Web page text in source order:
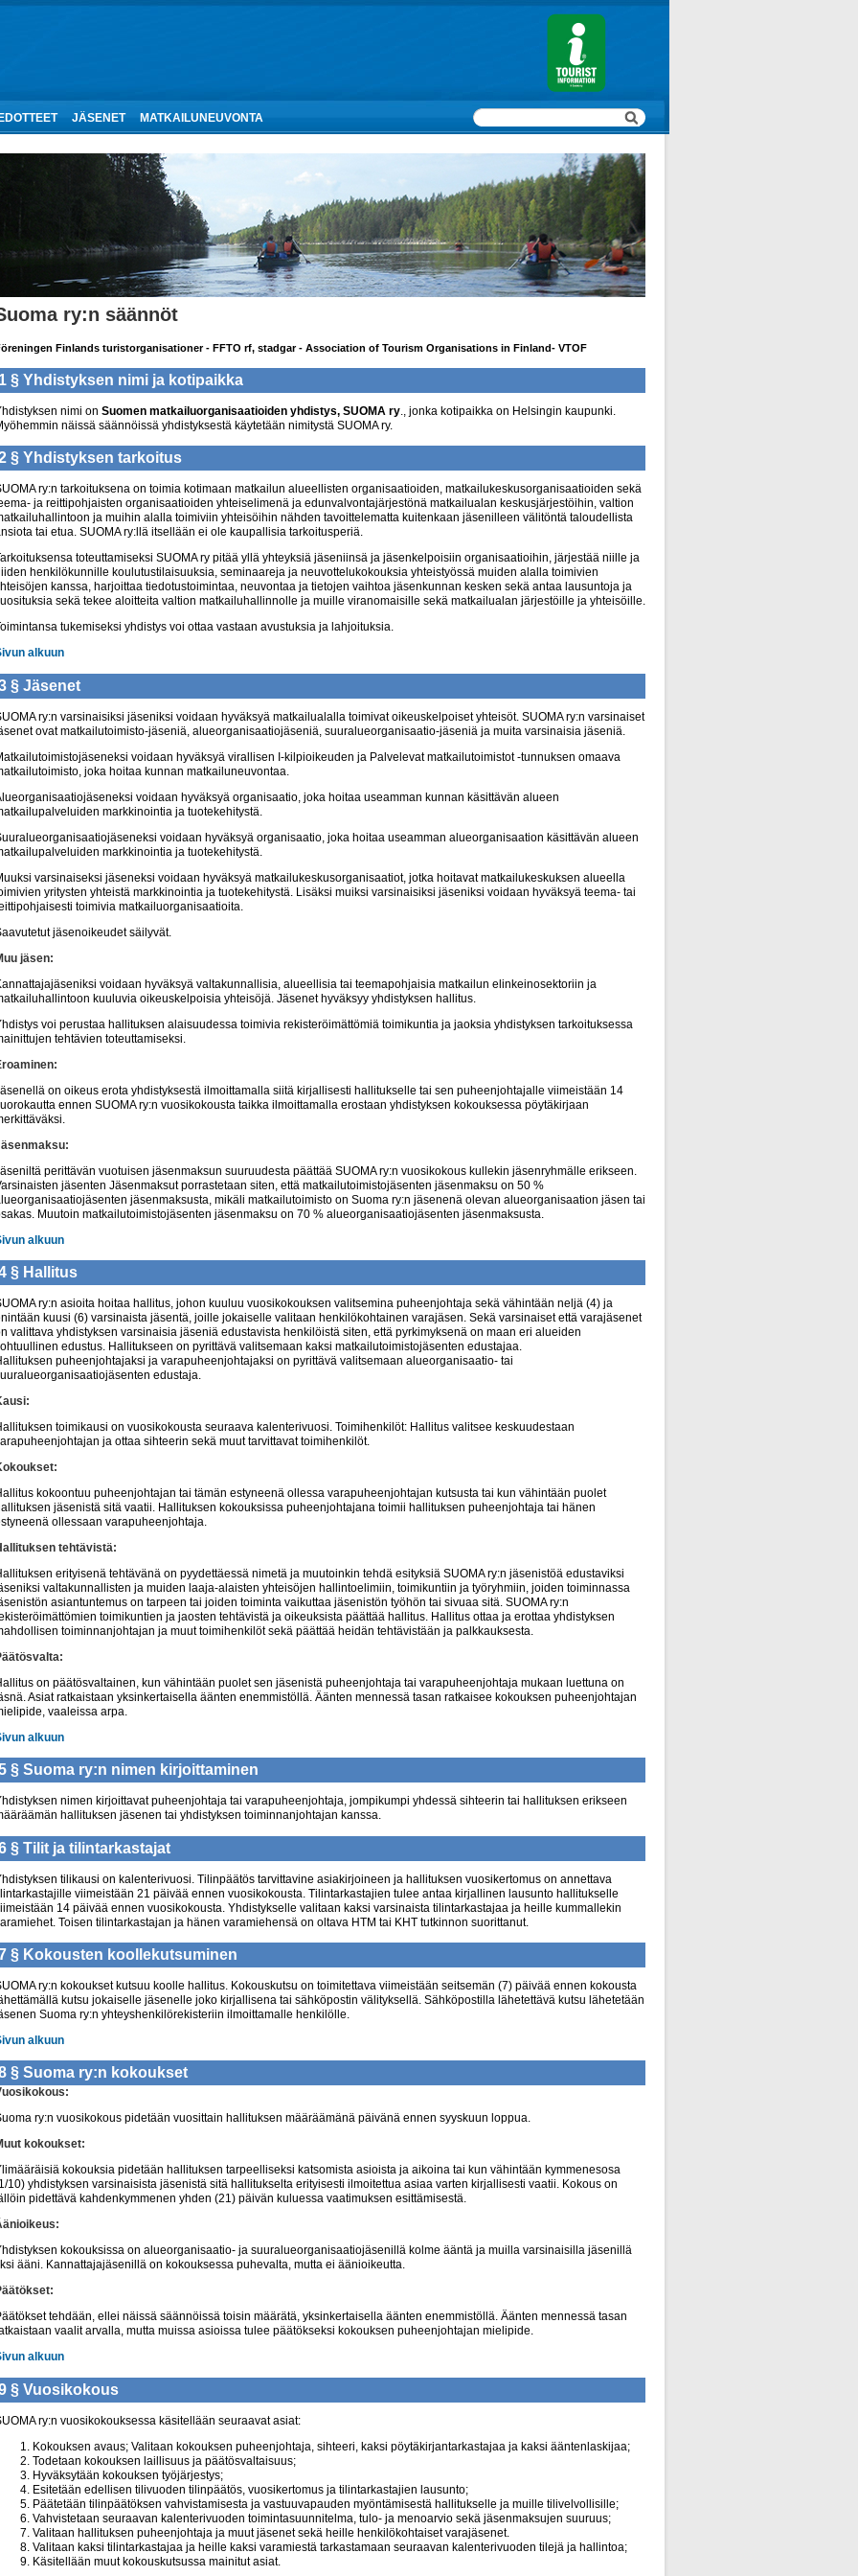
JÄSENET MATKAILUNEUVONTA
ry:n säännöt
Finlands turistorganisationer - FFTO rf, stadgar - Association of Tourism Organisations in Finland- VTOF
1 § Yhdistyksen nimi ja kotipaikka
nimi on Suomen matkailuorganisaatioiden yhdistys, SUOMA ry., jonka kotipaikka on Helsingin kaupunki.
näissä säännöissä yhdistyksestä käytetään nimitystä SUOMA ry.
§ Yhdistyksen tarkoitus
ry:n tarkoituksena on toimia kotimaan matkailun alueellisten organisaatioiden, matkailukeskusorganisaatioiden sekä
ja reittipohjaisten organisaatioiden yhteiselimenä ja edunvalvontajärjestönä matkailualan keskusjärjestöihin, valtion
ja muihin alalla toimiviin yhteisöihin nähden tavoittelematta kuitenkaan jäsenilleen välitöntä taloudellista
tai etua. SUOMA ry:llä itsellään ei ole kaupallisia tarkoitusperiä.
toteuttamiseksi SUOMA ry pitää yllä yhteyksiä jäseniinsä ja jäsenkelpoisiin organisaatioihin, järjestää niille ja
henkilökunnille koulutustilaisuuksia, seminaareja ja neuvottelukokouksia yhteistyössä muiden alalla toimivien
kanssa, harjoittaa tiedotustoimintaa, neuvontaa ja tietojen vaihtoa jäsenkunnan kesken sekä antaa lausuntoja ja
sekä tekee aloitteita valtion matkailuhallinnolle ja muille viranomaisille sekä matkailualan järjestöille ja yhteisöille.
tukemiseksi yhdistys voi ottaa vastaan avustuksia ja lahjoituksia.
alkuun
§ Jäsenet
ry:n varsinaisiksi jäseniksi voidaan hyväksyä matkailualalla toimivat oikeuskelpoiset yhteisöt. SUOMA ry:n varsinaiset
ovat matkailutoimisto-jäseniä, alueorganisaatiojäseniä, suuralueorganisaatio-jäseniä ja muita varsinaisia jäseniä.
voidaan hyväksyä virallisen I-kilpioikeuden ja Palvelevat matkailutoimistot -tunnuksen omaava
joka hoitaa kunnan matkailuneuvontaa.
voidaan hyväksyä organisaatio, joka hoitaa useamman kunnan käsittävän alueen
markkinointia ja tuotekehitystä.
voidaan hyväksyä organisaatio, joka hoitaa useamman alueorganisaation käsittävän alueen
markkinointia ja tuotekehitystä.
varsinaiseksi jäseneksi voidaan hyväksyä matkailukeskusorganisaatiot, jotka hoitavat matkailukeskuksen alueella
yritysten yhteistä markkinointia ja tuotekehitystä. Lisäksi muiksi varsinaisiksi jäseniksi voidaan hyväksyä teema- tai
toimivia matkailuorganisaatioita.
jäsenoikeudet säilyvät.
jäsen:
voidaan hyväksyä valtakunnallisia, alueellisia tai teemapohjaisia matkailun elinkeinosektoriin ja
kuuluvia oikeuskelpoisia yhteisöjä. Jäsenet hyväksyy yhdistyksen hallitus.
voi perustaa hallituksen alaisuudessa toimivia rekisteröimättömiä toimikuntia ja jaoksia yhdistyksen tarkoituksessa
tehtävien toteuttamiseksi.
on oikeus erota yhdistyksestä ilmoittamalla siitä kirjallisesti hallitukselle tai sen puheenjohtajalle viimeistään 14
ennen SUOMA ry:n vuosikokousta taikka ilmoittamalla erostaan yhdistyksen kokouksessa pöytäkirjaan
perittävän vuotuisen jäsenmaksun suuruudesta päättää SUOMA ry:n vuosikokous kullekin jäsenryhmälle erikseen.
jäsenten Jäsenmaksut porrastetaan siten, että matkailutoimistojäsenten jäsenmaksu on 50 %
jäsenmaksusta, mikäli matkailutoimisto on Suoma ry:n jäsenenä olevan alueorganisaation jäsen tai
Muutoin matkailutoimistojäsenten jäsenmaksu on 70 % alueorganisaatiojäsenten jäsenmaksusta.
alkuun
§ Hallitus
ry:n asioita hoitaa hallitus, johon kuuluu vuosikokouksen valitsemina puheenjohtaja sekä vähintään neljä (4) ja
kuusi (6) varsinaista jäsentä, joille jokaiselle valitaan henkilökohtainen varajäsen. Sekä varsinaiset että varajäsenet
valittava yhdistyksen varsinaisia jäseniä edustavista henkilöistä siten, että pyrkimyksenä on maan eri alueiden
edustus. Hallitukseen on pyrittävä valitsemaan kaksi matkailutoimistojäsenten edustajaa.
puheenjohtajaksi ja varapuheenjohtajaksi on pyrittävä valitsemaan alueorganisaatio- tai
edustaja.
toimikausi on vuosikokousta seuraava kalenterivuosi. Toimihenkilöt: Hallitus valitsee keskuudestaan
ja ottaa sihteerin sekä muut tarvittavat toimihenkilöt.
kokoontuu puheenjohtajan tai tämän estyneenä ollessa varapuheenjohtajan kutsusta tai kun vähintään puolet
jäsenistä sitä vaatii. Hallituksen kokouksissa puheenjohtajana toimii hallituksen puheenjohtaja tai hänen
ollessaan varapuheenjohtaja.
tehtävistä:
erityisenä tehtävänä on pyydettäessä nimetä ja muutoinkin tehdä esityksiä SUOMA ry:n jäsenistöä edustaviksi
valtakunnallisten ja muiden laaja-alaisten yhteisöjen hallintoelimiin, toimikuntiin ja työryhmiin, joiden toiminnassa
asiantuntemus on tarpeen tai joiden toiminta vaikuttaa jäsenistön työhön tai sivuaa sitä. SUOMA ry:n
toimikuntien ja jaosten tehtävistä ja oikeuksista päättää hallitus. Hallitus ottaa ja erottaa yhdistyksen
toiminnanjohtajan ja muut toimihenkilöt sekä päättää heidän tehtävistään ja palkkauksesta.
on päätösvaltainen, kun vähintään puolet sen jäsenistä puheenjohtaja tai varapuheenjohtaja mukaan luettuna on
Asiat ratkaistaan yksinkertaisella äänten enemmistöllä. Äänten mennessä tasan ratkaisee kokouksen puheenjohtajan
vaaleissa arpa.
alkuun
§ Suoma ry:n nimen kirjoittaminen
nimen kirjoittavat puheenjohtaja tai varapuheenjohtaja, jompikumpi yhdessä sihteerin tai hallituksen erikseen
hallituksen jäsenen tai yhdistyksen toiminnanjohtajan kanssa.
§ Tilit ja tilintarkastajat
tilikausi on kalenterivuosi. Tilinpäätös tarvittavine asiakirjoineen ja hallituksen vuosikertomus on annettava
viimeistään 21 päivää ennen vuosikokousta. Tilintarkastajien tulee antaa kirjallinen lausunto hallitukselle
14 päivää ennen vuosikokousta. Yhdistykselle valitaan kaksi varsinaista tilintarkastajaa ja heille kummallekin
Toisen tilintarkastajan ja hänen varamiehensä on oltava HTM tai KHT tutkinnon suorittanut.
§ Kokousten koollekutsuminen
ry:n kokoukset kutsuu koolle hallitus. Kokouskutsu on toimitettava viimeistään seitsemän (7) päivää ennen kokousta
kutsu jokaiselle jäsenelle joko kirjallisena tai sähköpostin välityksellä. Sähköpostilla lähetettävä kutsu lähetetään
Suoma ry:n yhteyshenkilörekisteriin ilmoittamalle henkilölle.
alkuun
§ Suoma ry:n kokoukset
ry:n vuosikokous pidetään vuosittain hallituksen määräämänä päivänä ennen syyskuun loppua.
kokoukset:
kokouksia pidetään hallituksen tarpeelliseksi katsomista asioista ja aikoina tai kun vähintään kymmenesosa
10) yhdistyksen varsinaisista jäsenistä sitä hallitukselta erityisesti ilmoitettua asiaa varten kirjallisesti vaatii. Kokous on
pidettävä kahdenkymmenen yhden (21) päivän kuluessa vaatimuksen esittämisestä.
kokouksissa on alueorganisaatio- ja suuralueorganisaatiojäsenillä kolme ääntä ja muilla varsinaisilla jäsenillä
ääni. Kannattajajäsenillä on kokouksessa puhevalta, mutta ei äänioikeutta.
tehdään, ellei näissä säännöissä toisin määrätä, yksinkertaisella äänten enemmistöllä. Äänten mennessä tasan
vaalit arvalla, mutta muissa asioissa tulee päätökseksi kokouksen puheenjohtajan mielipide.
alkuun
§ Vuosikokous
ry:n vuosikokouksessa käsitellään seuraavat asiat:
Kokouksen avaus; Valitaan kokouksen puheenjohtaja, sihteeri, kaksi pöytäkirjantarkastajaa ja kaksi ääntenlaskijaa;
Todetaan kokouksen laillisuus ja päätösvaltaisuus;
Hyväksytään kokouksen työjärjestys;
Esitetään edellisen tilivuoden tilinpäätös, vuosikertomus ja tilintarkastajien lausunto;
Päätetään tilinpäätöksen vahvistamisesta ja vastuuvapauden myöntämisestä hallitukselle ja muille tilivelvollisille;
Vahvistetaan seuraavan kalenterivuoden toimintasuunnitelma, tulo- ja menoarvio sekä jäsenmaksujen suuruus;
Valitaan hallituksen puheenjohtaja ja muut jäsenet sekä heille henkilökohtaiset varajäsenet.
Valitaan kaksi tilintarkastajaa ja heille kaksi varamiestä tarkastamaan seuraavan kalenterivuoden tilejä ja hallintoa;
Käsitellään muut kokouskutsussa mainitut asiat.